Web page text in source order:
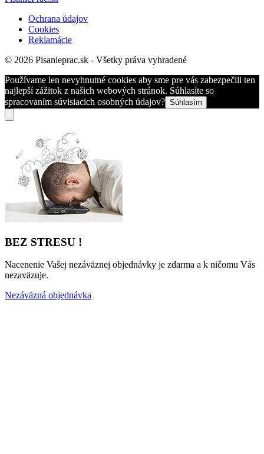
Ochrana údajov
Cookies
Reklamácie
© 2026 Pisanieprac.sk - Všetky práva vyhradené
Používame len nevyhnutné cookies aby sme pre vás zabezpečili ten
najlepší zážitok z našich webových stránok. Súhlasíte so
spracovaním súvisiacich osobných údajov? Súhlasím
BEZ STRESU !
Nacenenie Vašej nezáväznej objednávky je zdarma a k ničomu Vás
nezaväzuje.
Nezáväzná objednávka